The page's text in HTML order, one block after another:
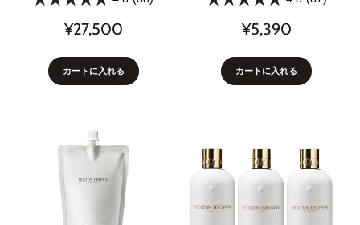
¥27,500
カートに入れる
¥5,390
カートに入れる